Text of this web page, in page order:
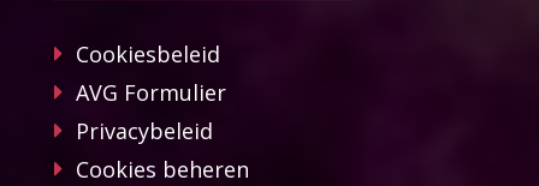
Cookiesbeleid
AVG Formulier
Privacybeleid
Cookies beheren